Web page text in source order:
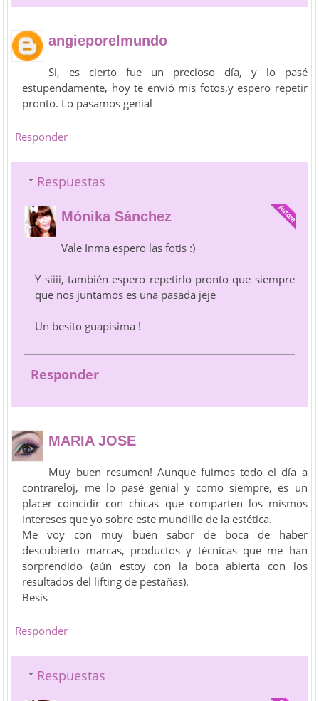
angieporelmundo
Si, es cierto fue un precioso día, y lo pasé
estupendamente, hoy te envió mis fotos,y espero repetir
pronto. Lo pasamos genial
Responder
Respuestas
Mónika Sánchez
Vale Inma espero las fotis :)
Y siiii, también espero repetirlo pronto que siempre
que nos juntamos es una pasada jeje
Un besito guapisima !
Responder
MARIA JOSE
Muy buen resumen! Aunque fuimos todo el día a
contrareloj, me lo pasé genial y como siempre, es un
placer coincidir con chicas que comparten los mismos
intereses que yo sobre este mundillo de la estética.
Me voy con muy buen sabor de boca de haber
descubierto marcas, productos y técnicas que me han
sorprendido (aún estoy con la boca abierta con los
resultados del lifting de pestañas).
Besis
Responder
Respuestas